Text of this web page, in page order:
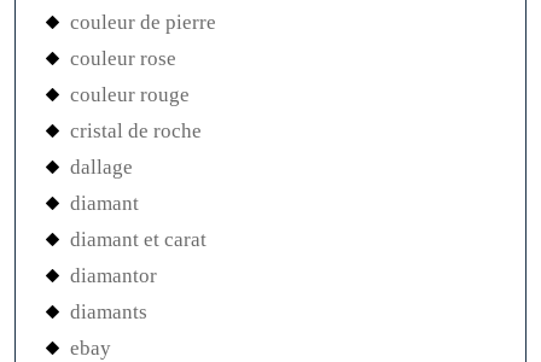
couleur de pierre
couleur rose
couleur rouge
cristal de roche
dallage
diamant
diamant et carat
diamantor
diamants
ebay